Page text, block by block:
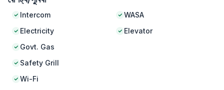
Intercom
Electricity
Govt. Gas
Safety Grill
Wi-Fi
WASA
Elevator